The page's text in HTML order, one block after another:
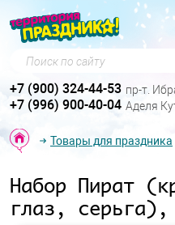
Поиск по сайту
+7 (900) 324-44-53 пр-т.
+7 (996) 900-40-04 Аделя
Товары для праздника
Набор Пират
глаз, серьга),